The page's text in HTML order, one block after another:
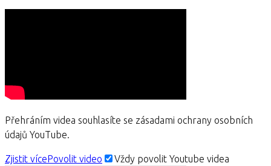
Přehráním videa souhlasíte se zásadami ochrany osobních
údajů YouTube.
Zjistit vícePovolit video Vždy povolit Youtube videa